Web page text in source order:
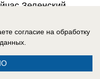
Зеленский
согласие на обработку